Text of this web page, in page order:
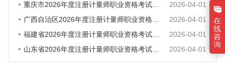
2026-04-01
2026-04-01
2026-04-01
2026-04-01
在
线
咨
询